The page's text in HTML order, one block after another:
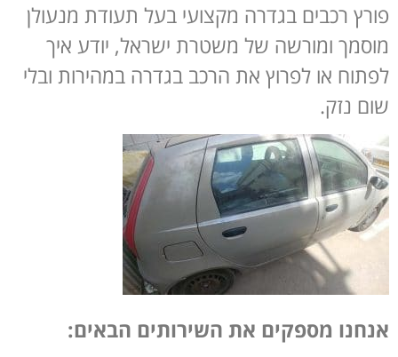
פורץ רכבים בגדרה מקצועי בעל תעודת מנעולן
מוסמך ומורשה של משטרת ישראל, יודע איך
לפתוח או לפרוץ את הרכב בגדרה במהירות ובלי
שום נזק.
אנחנו מספקים את השירותים הבאים: